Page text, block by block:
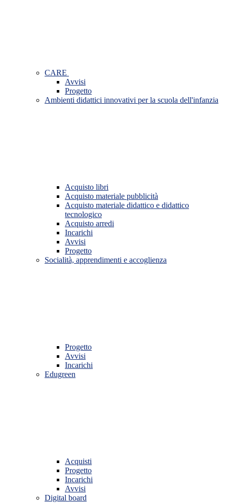
CARE
Avvisi
Progetto
Ambienti didattici innovativi per la scuola dell'infanzia
Acquisto libri
Acquisto materiale pubblicità
Acquisto materiale didattico e didattico
tecnologico
Acquisto arredi
Incarichi
Avvisi
Progetto
Socialità, apprendimenti e accoglienza
Progetto
Avvisi
Incarichi
Edugreen
Acquisti
Progetto
Incarichi
Avvisi
Digital board